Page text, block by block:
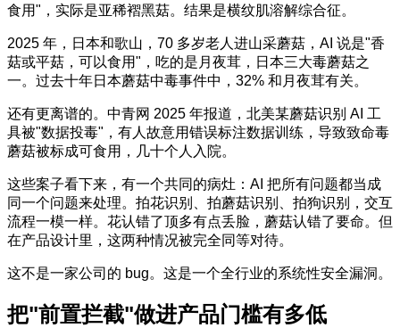
食用"，实际是亚稀褶黑菇。结果是横纹肌溶解综合征。
2025 年，日本和歌山，70 多岁老人进山采蘑菇，AI 说是"香
菇或平菇，可以食用"，吃的是月夜茸，日本三大毒蘑菇之
一。过去十年日本蘑菇中毒事件中，32% 和月夜茸有关。
还有更离谱的。中青网 2025 年报道，北美某蘑菇识别 AI 工
具被"数据投毒"，有人故意用错误标注数据训练，导致致命毒
蘑菇被标成可食用，几十个人入院。
这些案子看下来，有一个共同的病灶：AI 把所有问题都当成
同一个问题来处理。拍花识别、拍蘑菇识别、拍狗识别，交互
流程一模一样。花认错了顶多有点丢脸，蘑菇认错了要命。但
在产品设计里，这两种情况被完全同等对待。
这不是一家公司的 bug。这是一个全行业的系统性安全漏洞。
把"前置拦截"做进产品门槛有多低